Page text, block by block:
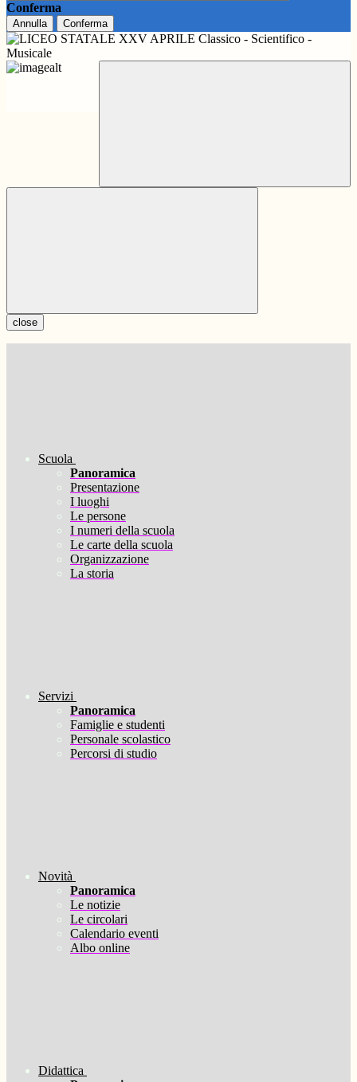
Conferma
Annulla Conferma
close
Scuola
Panoramica
Presentazione
I luoghi
Le persone
I numeri della scuola
Le carte della scuola
Organizzazione
La storia
Servizi
Panoramica
Famiglie e studenti
Personale scolastico
Percorsi di studio
Novità
Panoramica
Le notizie
Le circolari
Calendario eventi
Albo online
Didattica